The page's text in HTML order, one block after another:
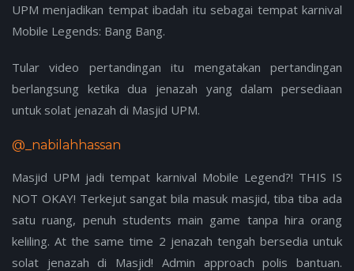
UPM menjadikan tempat ibadah itu sebagai tempat karnival
Mobile Legends: Bang Bang.
Tular video pertandingan itu mengatakan pertandingan
berlangsung ketika dua jenazah yang dalam persediaan
untuk solat jenazah di Masjid UPM.
@_nabilahhassan
Masjid UPM jadi tempat karnival Mobile Legend?! THIS IS
NOT OKAY! Terkejut sangat bila masuk masjid, tiba tiba ada
satu ruang, penuh students main game tanpa hira orang
keliling. At the same time 2 jenazah tengah bersedia untuk
solat jenazah di Masjid! Admin approach polis bantuan.